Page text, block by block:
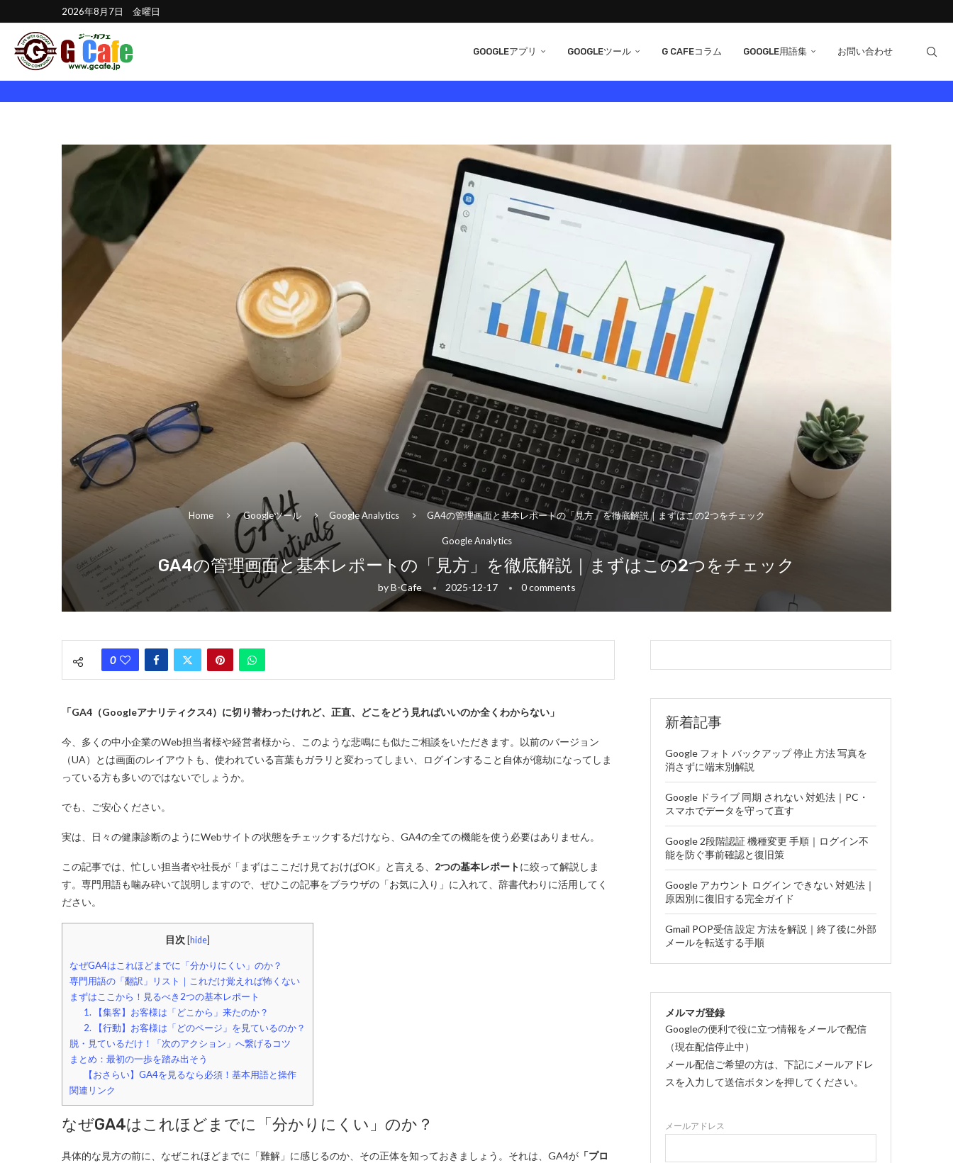
2026年8月7日 金曜日
GOOGLEアプリ GOOGLEツール G CAFEコラム GOOGLE用語集 お問い合わせ
Home Googleツール Google Analytics GA4の管理画面と基本レポートの「見方」を徹底解説｜まずはこの2つをチェック
Google Analytics
GA4の管理画面と基本レポートの「見方」を徹底解説｜まずはこの2つをチェック
byB-Cafe 2025-12-17 0 comments
0
「GA4（Googleアナリティクス4）に切り替わったけれど、正直、どこをどう見ればいいのか全くわからない」
今、多くの中小企業のWeb担当者様や経営者様から、このような悲鳴にも似たご相談をいただきます。以前のバージョン
（UA）とは画面のレイアウトも、使われている言葉もガラリと変わってしまい、ログインすること自体が億劫になってしま
っている方も多いのではないでしょうか。
でも、ご安心ください。
実は、日々の健康診断のようにWebサイトの状態をチェックするだけなら、GA4の全ての機能を使う必要はありません。
この記事では、忙しい担当者や社長が「まずはここだけ見ておけばOK」と言える、 2つの基本レポートに絞って解説しま
す。専門用語も噛み砕いて説明しますので、ぜひこの記事をブラウザの「お気に入り」に入れて、辞書代わりに活用してく
ださい。
目次 hide
なぜGA4はこれほどまでに「分かりにくい」のか？
専門用語の「翻訳」リスト｜これだけ覚えれば怖くない
まずはここから！見るべき2つの基本レポート
1. 【集客】お客様は「どこから」来たのか？
2. 【行動】お客様は「どのページ」を見ているのか？
脱・見ているだけ！「次のアクション」へ繋げるコツ
まとめ：最初の一歩を踏み出そう
【おさらい】GA4を見るなら必須！基本用語と操作
関連リンク
なぜGA4はこれほどまでに「分かりにくい」のか？
具体的な見方の前に、なぜこれほどまでに「難解」に感じるのか、その正体を知っておきましょう。それは、GA4が 「プロ
新着記事
Google フォト バックアップ 停止 方法 写真を
消さずに端末別解説
Google ドライブ 同期 されない 対処法｜PC・
スマホでデータを守って直す
Google 2段階認証 機種変更 手順｜ログイン不
能を防ぐ事前確認と復旧策
Google アカウント ログイン できない 対処法｜
原因別に復旧する完全ガイド
Gmail POP受信 設定 方法を解説｜終了後に外部
メールを転送する手順
メルマガ登録
Googleの便利で役に立つ情報をメールで配信
（現在配信停止中）
メール配信ご希望の方は、下記にメールアドレ
スを入力して送信ボタンを押してください。
メールアドレス